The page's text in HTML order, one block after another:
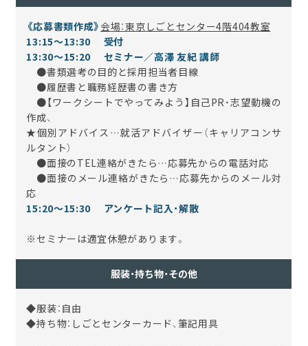
《応募書類作成》 会場：東京しごとセンター4階404教室
13:15～13:30 受付
13:30～15:20 セミナー／高澤 友紀講師
●書類選考の目的と採用担当者目線
●履歴書と職務経歴書の書き方
●【ワークシートでやってみよう】自己PR・志望動機の
作成、
★個別アドバイス…就活アドバイザー（キャリアコンサ
ルタント）
●面接のTEL連絡がきたら…応募先からの電話対応
●面接のメール連絡がきたら…応募先からのメール対
応
15:20～15:30 アンケート記入・解散
※セミナーは適宜休憩があります。
服装・持ち物・その他
◆服装：自由
◆持ち物：しごとセンターカード、筆記用具